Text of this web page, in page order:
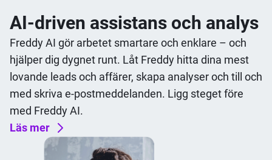
AI-driven assistans och analys
Freddy AI gör arbetet smartare och enklare – och
hjälper dig dygnet runt. Låt Freddy hitta dina mest
lovande leads och affärer, skapa analyser och till och
med skriva e-postmeddelanden. Ligg steget före
med Freddy AI.
Läs mer